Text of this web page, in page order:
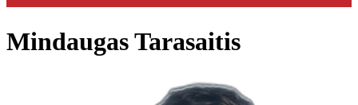
Mindaugas Tarasaitis